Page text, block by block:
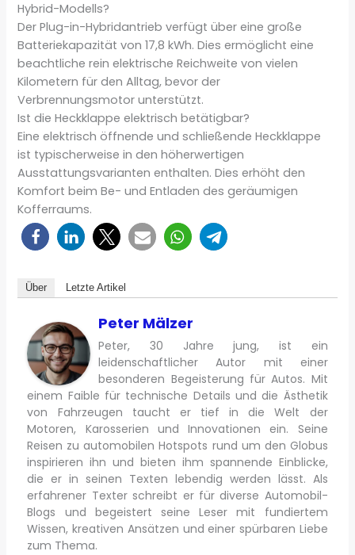
Hybrid-Modells?
Der Plug-in-Hybridantrieb verfügt über eine große
Batteriekapazität von 17,8 kWh. Dies ermöglicht eine
beachtliche rein elektrische Reichweite von vielen
Kilometern für den Alltag, bevor der
Verbrennungsmotor unterstützt.
Ist die Heckklappe elektrisch betätigbar?
Eine elektrisch öffnende und schließende Heckklappe
ist typischerweise in den höherwertigen
Ausstattungsvarianten enthalten. Dies erhöht den
Komfort beim Be- und Entladen des geräumigen
Kofferraums.
Über Letzte Artikel
Peter Mälzer
Peter, 30 Jahre jung, ist ein
leidenschaftlicher Autor mit einer
besonderen Begeisterung für Autos. Mit
einem Faible für technische Details und die Ästhetik
von Fahrzeugen taucht er tief in die Welt der
Motoren, Karosserien und Innovationen ein. Seine
Reisen zu automobilen Hotspots rund um den Globus
inspirieren ihn und bieten ihm spannende Einblicke,
die er in seinen Texten lebendig werden lässt. Als
erfahrener Texter schreibt er für diverse Automobil-
Blogs und begeistert seine Leser mit fundiertem
Wissen, kreativen Ansätzen und einer spürbaren Liebe
zum Thema.